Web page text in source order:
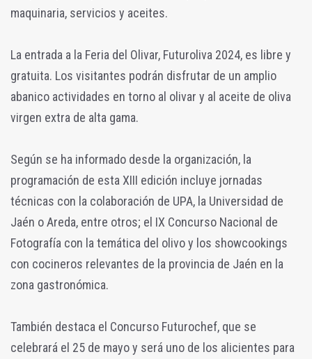
maquinaria, servicios y aceites.
La entrada a la Feria del Olivar, Futuroliva 2024, es libre y
gratuita. Los visitantes podrán disfrutar de un amplio
abanico actividades en torno al olivar y al aceite de oliva
virgen extra de alta gama.
Según se ha informado desde la organización, la
programación de esta XIII edición incluye jornadas
técnicas con la colaboración de UPA, la Universidad de
Jaén o Areda, entre otros; el IX Concurso Nacional de
Fotografía con la temática del olivo y los showcookings
con cocineros relevantes de la provincia de Jaén en la
zona gastronómica.
También destaca el Concurso Futurochef, que se
celebrará el 25 de mayo y será uno de los alicientes para